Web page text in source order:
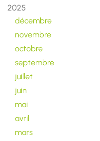
2025
décembre
novembre
octobre
septembre
juillet
juin
mai
avril
mars